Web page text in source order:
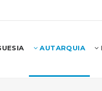
AUTARQUIA